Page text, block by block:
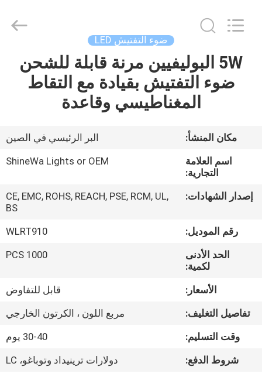
المنزل
المنتجات
فيديوهات
المصنع
مراقبة
الجودة
اتصل
Reserved.
ضوء التفتيش LED
5W البوليفيين مرنة قابلة للشحن
ضوء التفتيش بقيادة مع التقاط
المغناطيسي وقاعدة
مكان المنشأ:
البر الرئيسي في الصين
اسم العلامة
التجارية:
ShineWa Lights or OEM
إصدار الشهادات:
CE, EMC, ROHS, REACH, PSE, RCM, UL,
BS
رقم الموديل:
WLRT910
الحد الأدنى
لكمية:
1000 PCS
الأسعار:
قابل للتفاوض
تفاصيل التغليف:
مربع اللون ، الكرتون الخارجي
وقت التسليم:
30-40 يوم
شروط الدفع:
دولارات ترينيداد وتوباغو، LC